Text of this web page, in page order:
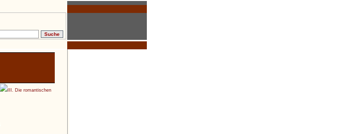
III. Die romantischen